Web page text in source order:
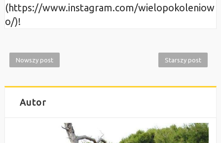
(https://www.instagram.com/wielopokoleniow
o/)!
Nowszy post Starszy post
Autor